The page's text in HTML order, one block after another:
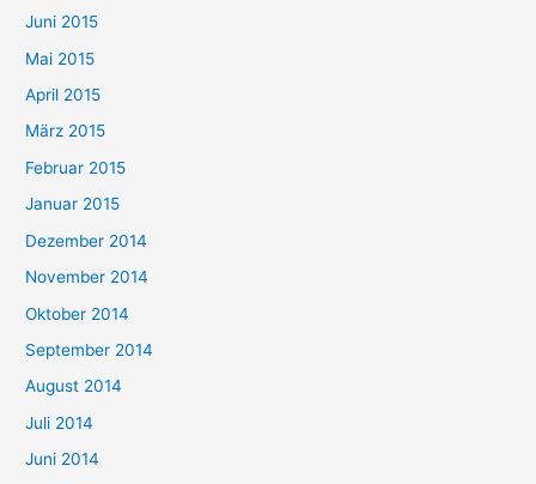
Juni 2015
Mai 2015
April 2015
März 2015
Februar 2015
Januar 2015
Dezember 2014
November 2014
Oktober 2014
September 2014
August 2014
Juli 2014
Juni 2014